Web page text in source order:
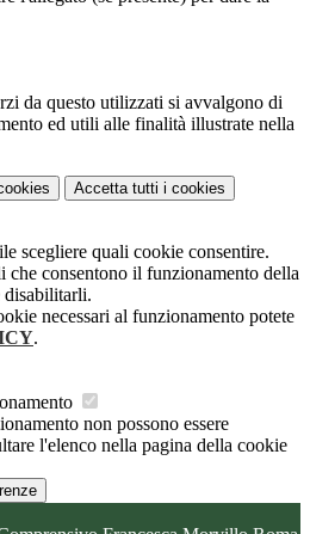
da questo utilizzati si avvalgono di
ed utili alle finalità illustrate nella
Accetta tutti i cookies
scegliere quali cookie consentire.
che consentono il funzionamento della
disabilitarli.
necessari al funzionamento potete
.
non possono essere
l'elenco nella pagina della cookie